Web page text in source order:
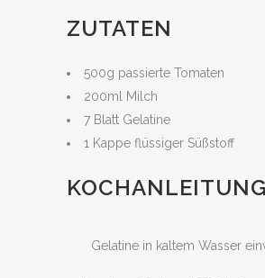
ZUTATEN
500g passierte Tomaten
200ml Milch
7 Blatt Gelatine
1 Kappe flüssiger Süßstoff
KOCHANLEITUNG
Gelatine in kaltem Wasser